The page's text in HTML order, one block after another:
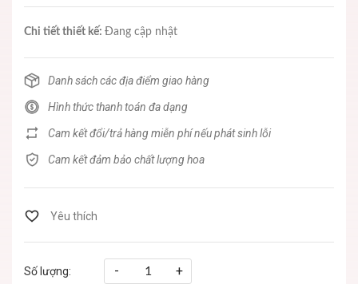
Chi tiết thiết kế: Đang cập nhật
Danh sách các địa điểm giao hàng
Hình thức thanh toán đa dạng
Cam kết đổi/trả hàng miễn phí nếu phát sinh lỗi
Cam kết đảm bảo chất lượng hoa
Số lượng: - +